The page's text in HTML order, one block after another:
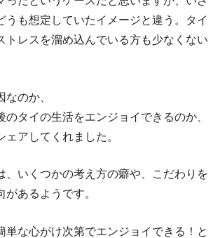
うも想定していたイメージと違う。タイ
トレスを溜め込んでいる方も少なくない
のか、
のタイの生活をエンジョイできるのか、
ェアしてくれました。
、いくつかの考え方の癖や、こだわりを
あるようです。
単な心がけ次第でエンジョイできる！と